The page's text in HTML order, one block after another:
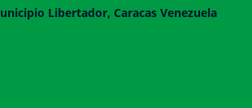
Libertador, Caracas Venezuela